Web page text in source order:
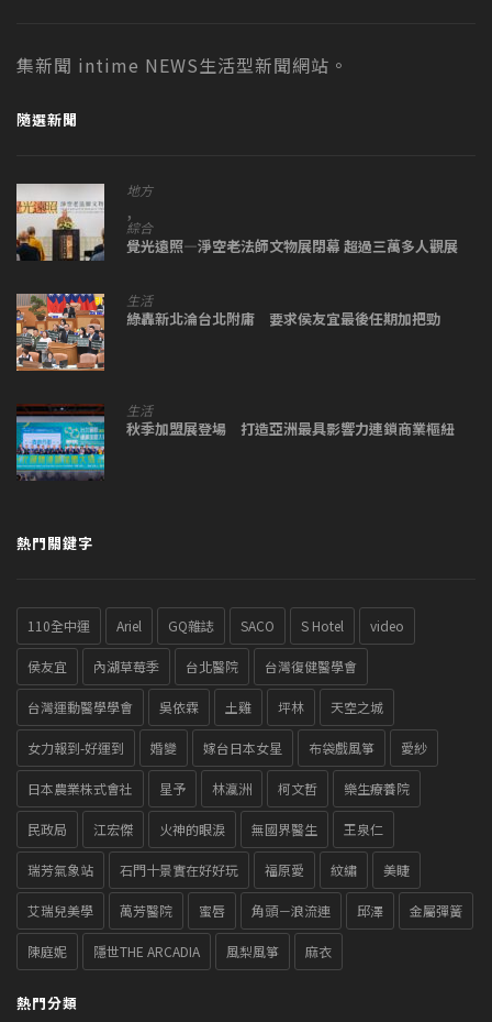
集新聞 intime NEWS生活型新聞網站。
隨選新聞
地方
,
綜合
覺光遠照—淨空老法師文物展閉幕 超過三萬多人觀展
生活
綠轟新北淪台北附庸 要求侯友宜最後任期加把勁
生活
秋季加盟展登場 打造亞洲最具影響力連鎖商業樞紐
熱門關鍵字
110全中運 Ariel GQ雜誌 SACO S Hotel video
侯友宜 內湖草莓季 台北醫院 台灣復健醫學會
台灣運動醫學學會 吳依霖 土雞 坪林 天空之城
女力報到-好運到 婚變 嫁台日本女星 布袋戲風箏 愛紗
日本農業株式會社 星予 林瀛洲 柯文哲 樂生療養院
民政局 江宏傑 火神的眼淚 無國界醫生 王泉仁
瑞芳氣象站 石門十景實在好好玩 福原愛 紋繡 美睫
艾瑞兒美學 萬芳醫院 蜜唇 角頭－浪流連 邱澤 金屬彈簧
陳庭妮 隱世THE ARCADIA 風梨風箏 麻衣
熱門分類